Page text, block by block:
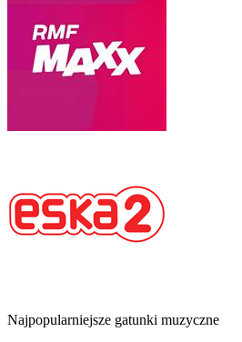
Najpopularniejsze gatunki muzyczne